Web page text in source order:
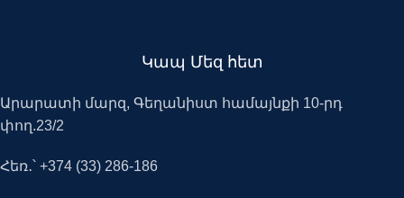
Կապ Մեզ հետ
Արարատի մարզ, Գեղանիստ համայնքի 10-րդ
փող.23/2
Հեռ․՝ +374 (33) 286-186